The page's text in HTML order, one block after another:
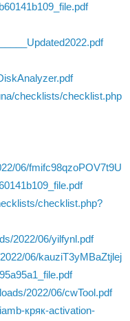
checklists/checklist.php
06/fmifc98qzoPOV7t9U
checklist.php?
2022/06/yilfynl.pdf
06/kauziT3yMBaZtjlej
2022/06/cwTool.pdf
кряк-activation-